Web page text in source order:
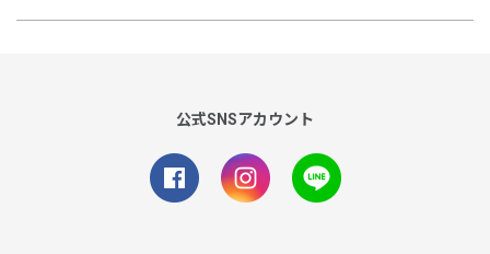
公式SNSアカウント